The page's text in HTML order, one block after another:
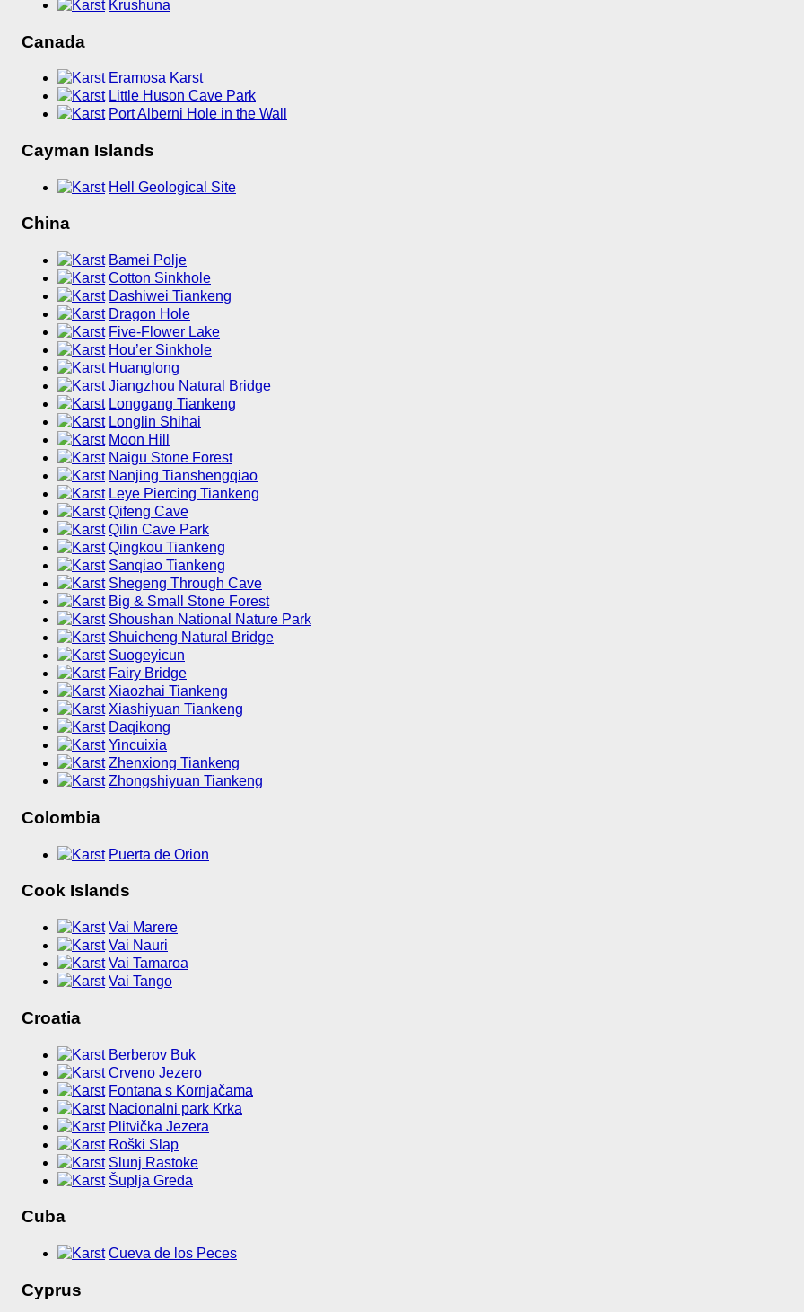
Krushuna
Canada
Eramosa Karst
Little Huson Cave Park
Port Alberni Hole in the Wall
Cayman Islands
Hell Geological Site
China
Bamei Polje
Cotton Sinkhole
Dashiwei Tiankeng
Dragon Hole
Five-Flower Lake
Hou’er Sinkhole
Huanglong
Jiangzhou Natural Bridge
Longgang Tiankeng
Longlin Shihai
Moon Hill
Naigu Stone Forest
Nanjing Tianshengqiao
Leye Piercing Tiankeng
Qifeng Cave
Qilin Cave Park
Qingkou Tiankeng
Sanqiao Tiankeng
Shegeng Through Cave
Big & Small Stone Forest
Shoushan National Nature Park
Shuicheng Natural Bridge
Suogeyicun
Fairy Bridge
Xiaozhai Tiankeng
Xiashiyuan Tiankeng
Daqikong
Yincuixia
Zhenxiong Tiankeng
Zhongshiyuan Tiankeng
Colombia
Puerta de Orion
Cook Islands
Vai Marere
Vai Nauri
Vai Tamaroa
Vai Tango
Croatia
Berberov Buk
Crveno Jezero
Fontana s Kornjačama
Nacionalni park Krka
Plitvička Jezera
Roški Slap
Slunj Rastoke
Šuplja Greda
Cuba
Cueva de los Peces
Cyprus